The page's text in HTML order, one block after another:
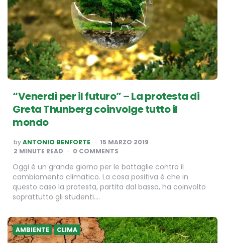
“Venerdì per il futuro” – La protesta di
Greta Thunberg coinvolge tutto il
mondo
POSTED
BY
byANTONIO BENFORTE
15 MARZO 2019
2 MINUTE READ 0 COMMENTS
Oggi è un grande giorno per le battaglie contro il
cambiamento climatico. La cosa positiva è che in
questo caso la protesta, partita dal basso, ha coinvolto
soprattutto gli studenti….
AMBIENTE CLIMA